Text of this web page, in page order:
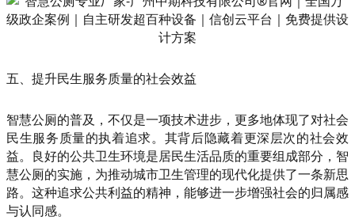
五、提升民生服务质量的社会效益
智慧公厕的普及，不仅是一项技术进步，更多地体现了对社会
民生服务质量的执着追求。其背后隐藏着更深层次的社会效
益。良好的公共卫生环境是居民生活品质的重要组成部分，智
慧公厕的实施，为推动城市卫生管理的现代化提供了一条新思
路。这种追求公共利益的精神，能够进一步增强社会的归属感
与认同感。